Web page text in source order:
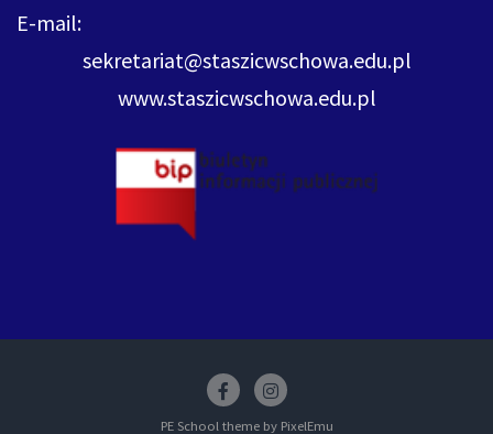
E-mail:
sekretariat@staszicwschowa.edu.pl
www.staszicwschowa.edu.pl
Facebookinsstagram
PE School theme by PixelEmu